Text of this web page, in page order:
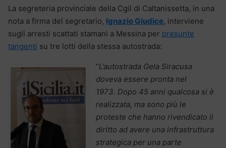
La segreteria provinciale della Cgil di Caltanissetta, in una
nota a firma del segretario, Ignazio Giudice, interviene
sugli arresti scattati stamani a Messina per presunte
tangenti su tre lotti della stessa autostrada:
“L’autostrada Gela Siracusa
doveva essere pronta nel
1973. Dopo 45 anni qualcosa si è
realizzata, ma sono più le
proteste che hanno rivendicato il
diritto ad avere una infrastruttura
strategica per una parte